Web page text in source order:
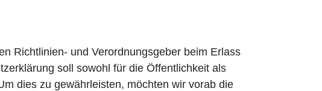
Richtlinien- und Verordnungsgeber beim Erlass
soll sowohl für die Öffentlichkeit als
dies zu gewährleisten, möchten wir vorab die